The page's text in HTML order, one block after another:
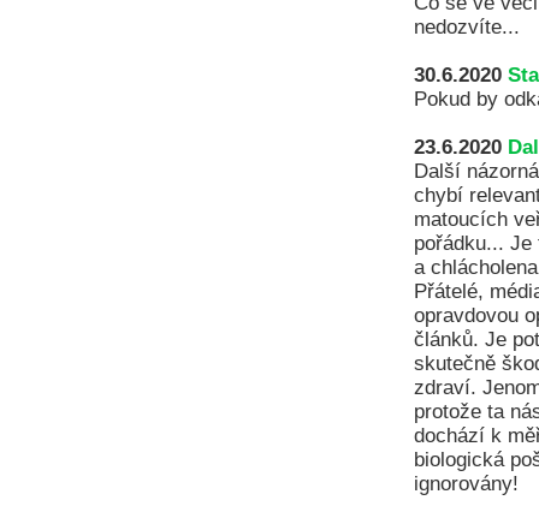
nedozvíte...
30.6.2020
Pokud by
23.6.2020
Další
chybí
matoucích
pořádku... Je
a
Přátelé,
opravdovou
článků. Je
skutečně
zdraví.
protože ta
dochází k
biologická
ignorovány!